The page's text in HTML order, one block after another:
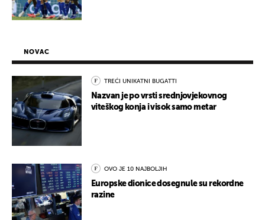
NOVAC
TREĆI UNIKATNI BUGATTI
Nazvan je po vrsti srednjovjekovnog
viteškog konja i visok samo metar
OVO JE 10 NAJBOLJIH
Europske dionice dosegnule su rekordne
razine